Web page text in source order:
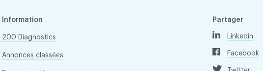
Information
200 Diagnostics
Annonces classées
Partager
Linkedin
Facebook